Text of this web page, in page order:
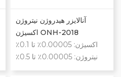
آنالایزر هیدروژن نیتروژن
اکسیژن ONH-2018
اکسیژن: 0.00005٪ تا 0.1٪
نیتروژن: 0.00005٪ تا 0.5٪
هیدروژن: 0.00005٪ -